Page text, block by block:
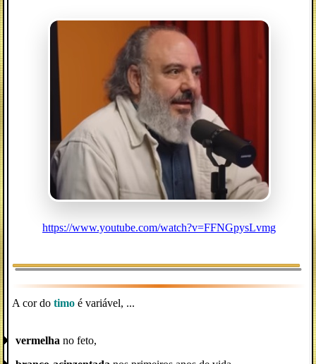
https://www.youtube.com/watch?v=FFNGpysLvmg
A cor do timo é variável, ...
vermelha no feto,